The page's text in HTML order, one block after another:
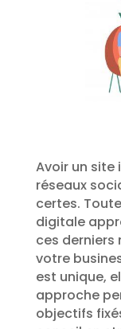
Avoir un site
réseaux
certes.
digitale
ces derniers
votre
est unique,
approche
objectifs